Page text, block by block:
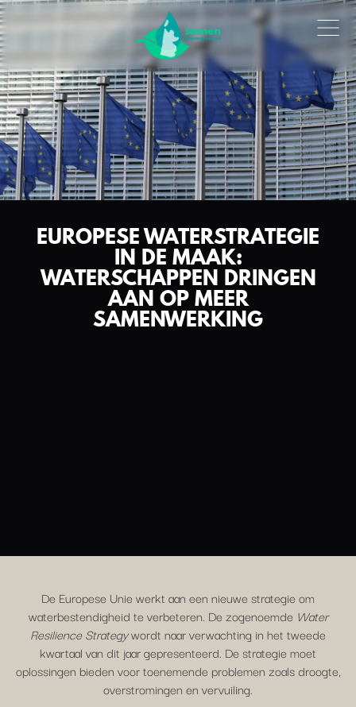
EUROPESE WATERSTRATEGIE
IN DE MAAK:
WATERSCHAPPEN DRINGEN
AAN OP MEER
SAMENWERKING
De Europese Unie werkt aan een nieuwe strategie om
waterbestendigheid te verbeteren. De zogenoemde Water
Resilience Strategywordt naar verwachting in het tweede
kwartaal van dit jaar gepresenteerd. De strategie moet
oplossingen bieden voor toenemende problemen zoals droogte,
overstromingen en vervuiling.